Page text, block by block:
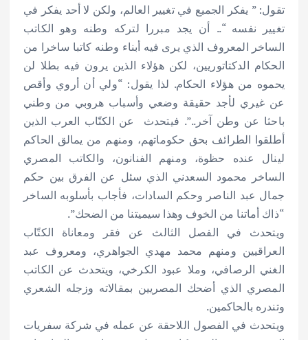
تقول: ” يفكر الجميع في تغيير العالم، ولكن لا أحد يفكر في
تغيير نفسه “.. أن يجد مبررا لتركه وطنه وهو الكاتب
الساخر المعروف الذي يرى فيه أبناء وطنه كاتبا ساخرا من
الحكام الدكتاتوريين، لكن هؤلاء الذين يرون فيه بطلا لن
يحموه من هؤلاء الحكام. لذا يقول: “ولي أن أروي وأقص
عن غيري لأجد حقيقة وضعي وأسباب هروبي من وطني
باحثا عن وطن آخر..”. فيتحدث عن الكتّاب العرب الذين
أطلقوا الطرائف بحق حكوماتهم، ومنهم من يمالق الحاكم
لينال عنده حظوة، ومنهم الفنانون، والكاتب المصري
الساخر محمود السعدني الذي سئل عن الفرق بين حكم
جمال عبد الناصر وحكم السادات، فأجاب بأسلوبه الساخر
“ذاك أماتنا من الخوف وهذا سيميتنا من الضحك”.
ويتحدث في الفصل الثالث عن فقر ومعاناة الكتّاب
العراقيين ومنهم محمد مهدي الجواهري، ومعروف عبد
الغني الرصافي، وملا عبود الكرخي، ويتحدث عن الكاتب
المصري الذي أضحك المصريين بمقالاته وزجله الشعري
وتندره بالحاكمين.
ويتحدث في الفصول اللاحقة عن عمله في شركة سفريات